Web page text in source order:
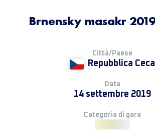
Brnensky masakr
Città/Paese
Repubblica Ceca
Data
14 settembre 2019
Categoria di gara